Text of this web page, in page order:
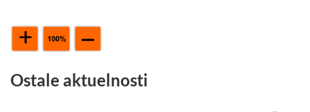
Ostale aktuelnosti